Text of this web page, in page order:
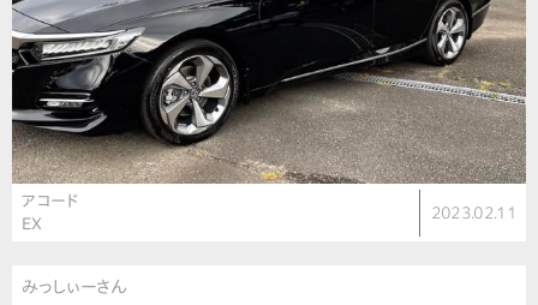
アコード
EX
2023.02.11
みっしぃーさん